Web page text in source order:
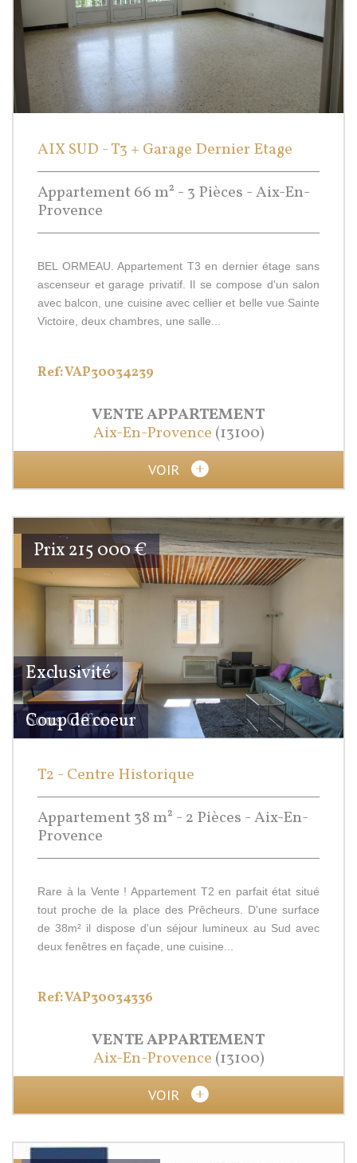
AIX SUD - T3 + Garage Dernier Etage
Appartement 66 m² - 3 Pièces - Aix-En-
Provence
BEL ORMEAU. Appartement T3 en dernier étage sans
ascenseur et garage privatif. Il se compose d'un salon
avec balcon, une cuisine avec cellier et belle vue Sainte
Victoire, deux chambres, une salle...
Ref: VAP30034239
VENTEAPPARTEMENT
Aix-En-Provence (13100)
VOIR
Sous Offre
Exclusivité
Coup de coeur
Prix215 000€
T2 - Centre Historique
Appartement 38 m² - 2 Pièces - Aix-En-
Provence
Rare à la Vente ! Appartement T2 en parfait état situé
tout proche de la place des Prêcheurs. D'une surface
de 38m² il dispose d'un séjour lumineux au Sud avec
deux fenêtres en façade, une cuisine...
Ref: VAP30034336
VENTEAPPARTEMENT
Aix-En-Provence (13100)
VOIR